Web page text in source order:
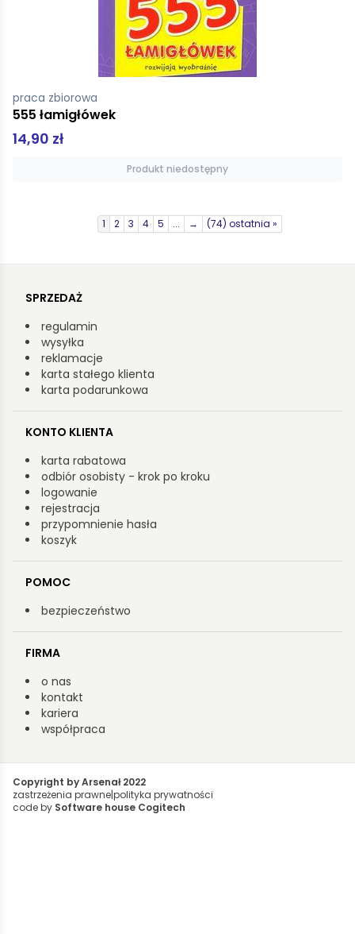
praca zbiorowa
555 łamigłówek
14,90 zł
Produkt niedostępny
1 2 3 4 5 ... → (74) ostatnia »
SPRZEDAŻ
regulamin
wysyłka
reklamacje
karta stałego klienta
karta podarunkowa
KONTO KLIENTA
karta rabatowa
odbiór osobisty - krok po kroku
logowanie
rejestracja
przypomnienie hasła
koszyk
POMOC
bezpieczeństwo
FIRMA
o nas
kontakt
kariera
współpraca
Copyright by Arsenał 2022
zastrzeżenia prawne|polityka prywatności
code by Software house Cogitech